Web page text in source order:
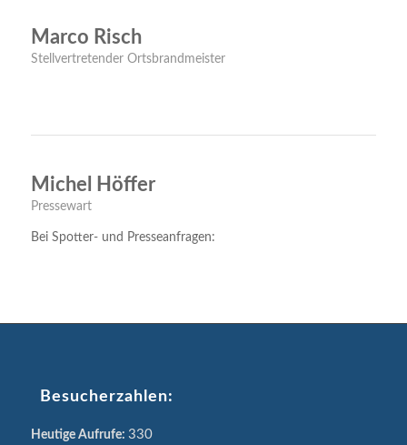
Marco Risch
Stellvertretender Ortsbrandmeister
Michel Höffer
Pressewart
Bei Spotter- und Presseanfragen:
Besucherzahlen:
Heutige Aufrufe: 330